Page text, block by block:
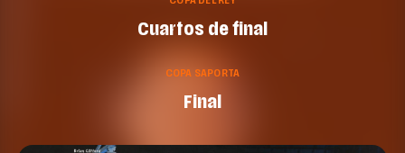
Cuartos de final
COPA SAPORTA
Final